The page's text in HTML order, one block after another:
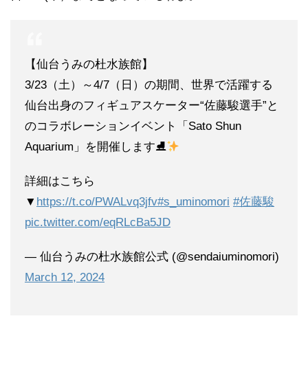
【仙台うみの杜水族館】
3/23（土）～4/7（日）の期間、世界で活躍する
仙台出身のフィギュアスケーター“佐藤駿選手”と
のコラボレーションイベント「Sato Shun
Aquarium」を開催します⛸
詳細はこちら
▼ https://t.co/PWALvq3jfv#s_uminomori #佐藤駿
pic.twitter.com/eqRLcBa5JD
— 仙台うみの杜水族館公式 (@sendaiuminomori)
March 12, 2024